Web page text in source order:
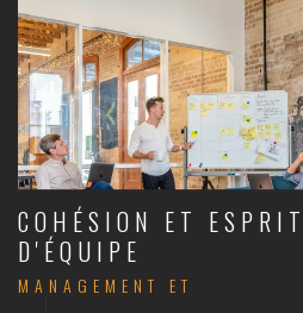
COHÉSION ET ESPRIT
D'ÉQUIPE
MANAGEMENT ET